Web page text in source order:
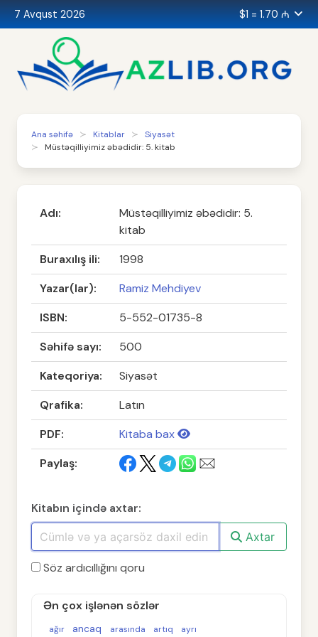
7 Avqust 2026 $1 = 1.70 ₼
Ana səhifə Kitablar
Siyasət
Müstəqilliyimiz əbədidir: 5. kitab
Adı:
Müstəqilliyimiz əbədidir: 5.
kitab
Buraxılış ili:
1998
Yazar(lar):
Ramiz Mehdiyev
ISBN:
5-552-01735-8
Səhifə sayı:
500
Kateqoriya:
Siyasət
Qrafika:
Latın
PDF:
Kitaba bax
Paylaş:
Kitabın içində axtar:
Axtar
Söz ardıcıllığını qoru
Ən çox işlənən sözlər
ağır ancaq arasında artıq ayrı